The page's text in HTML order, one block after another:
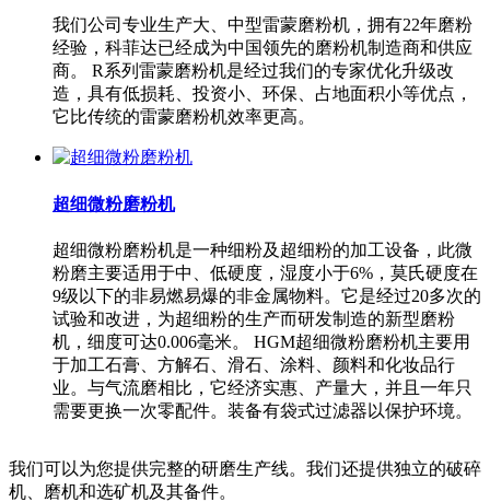
我们公司专业生产大、中型雷蒙磨粉机，拥有22年磨粉
经验，科菲达已经成为中国领先的磨粉机制造商和供应
商。 R系列雷蒙磨粉机是经过我们的专家优化升级改
造，具有低损耗、投资小、环保、占地面积小等优点，
它比传统的雷蒙磨粉机效率更高。
超细微粉磨粉机
超细微粉磨粉机是一种细粉及超细粉的加工设备，此微
粉磨主要适用于中、低硬度，湿度小于6%，莫氏硬度在
9级以下的非易燃易爆的非金属物料。它是经过20多次的
试验和改进，为超细粉的生产而研发制造的新型磨粉
机，细度可达0.006毫米。 HGM超细微粉磨粉机主要用
于加工石膏、方解石、滑石、涂料、颜料和化妆品行
业。与气流磨相比，它经济实惠、产量大，并且一年只
需要更换一次零配件。装备有袋式过滤器以保护环境。
我们可以为您提供完整的研磨生产线。我们还提供独立的破碎
机、磨机和选矿机及其备件。